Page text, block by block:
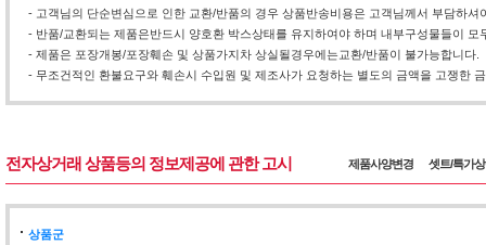
- 고객님의 단순변심으로 인한 교환/반품의 경우 상품반송비용은 고객님께서 부담하
- 반품/교환되는 제품은반드시 양호환 박스상태를 유지하여야 하며 내부구성물들이 모
- 제품은 포장개봉/포장훼손 및 상품가지차 상실될경우에는교환/반품이 불가능합니다.
- 무조건적인 환불요구와 훼손시 수입원 및 제조사가 요청하는 별도의 금액을 고쟁한
전자상거래 상품등의 정보제공에 관한 고시 제품사양변경 셋트/특가
상품군